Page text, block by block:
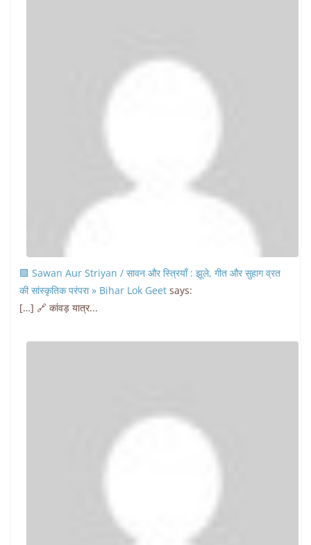
🟩 Sawan Aur Striyan / सावन और स्त्रियाँ : झूले, गीत और सुहाग व्रत
की सांस्कृतिक परंपरा » Bihar Lok Geet says:
[…] 🔗 कांवड़ यात्र...